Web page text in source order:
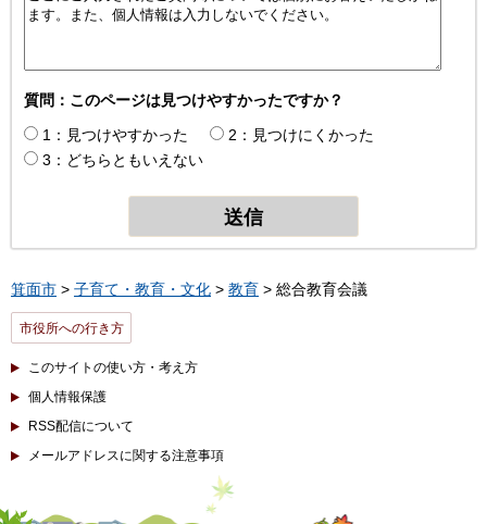
質問：このページは見つけやすかったですか？
1：見つけやすかった
2：見つけにくかった
3：どちらともいえない
箕面市 > 子育て・教育・文化 > 教育 > 総合教育会議
市役所への行き方
このサイトの使い方・考え方
個人情報保護
RSS配信について
メールアドレスに関する注意事項